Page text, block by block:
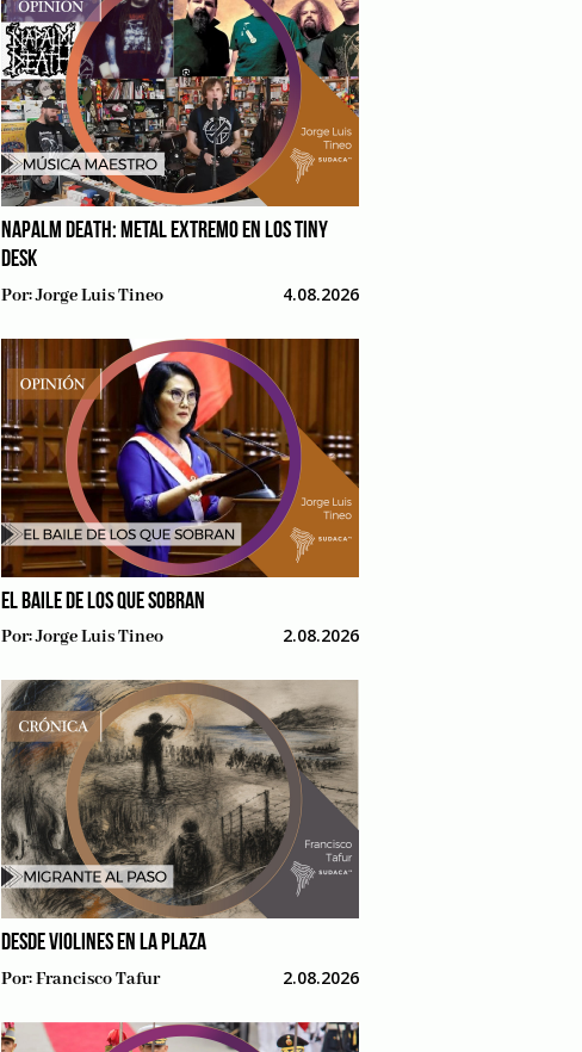
NAPALM DEATH: METAL EXTREMO EN LOS TINY
DESK
Por:Jorge Luis Tineo 4.08.2026
EL BAILE DE LOS QUE SOBRAN
Por:Jorge Luis Tineo 2.08.2026
DESDE VIOLINES EN LA PLAZA
Por:Francisco Tafur 2.08.2026